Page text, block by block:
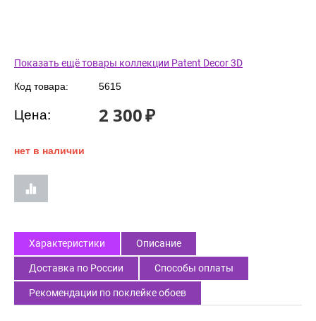
Показать ещё товары коллекции Patent Decor 3D
Код товара: 5615
Цена: 2 300₽
нет в наличии
Характеристики Описание
Доставка по России Способы оплаты
Рекомендации по поклейке обоев